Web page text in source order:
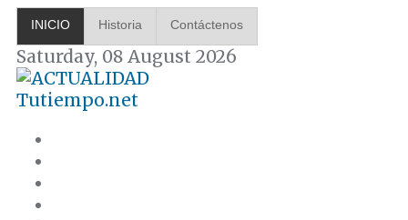
INICIO Historia Contáctenos
Saturday, 08 August 2026
Tutiempo.net